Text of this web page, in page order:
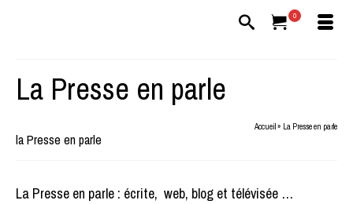
0
La Presse en parle
Accueil» La Presse en parle
la Presse en parle
La Presse en parle : écrite, web, blog et télévisée …